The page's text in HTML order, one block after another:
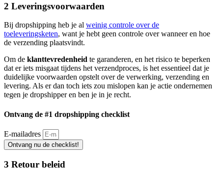
2 Leveringsvoorwaarden
Bij dropshipping heb je al weinig controle over de
toeleveringsketen, want je hebt geen controle over wanneer en hoe
de verzending plaatsvindt.
Om de klanttevredenheid te garanderen, en het risico te beperken
dat er iets misgaat tijdens het verzendproces, is het essentieel dat je
duidelijke voorwaarden opstelt over de verwerking, verzending en
levering. Als er dan toch iets zou mislopen kan je actie ondernemen
tegen je dropshipper en ben je in je recht.
Ontvang de #1 dropshipping checklist
E-mailadres
Ontvang nu de checklist!
3 Retour beleid